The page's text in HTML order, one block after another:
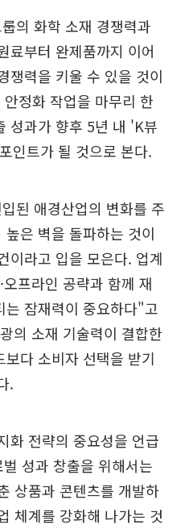
의 화학 소재 경쟁력과
료부터 완제품까지 이어
쟁력을 키울 수 있을 것이
정화 작업을 마무리 한
성과가 향후 5년 내 'K뷰
인트가 될 것으로 본다.
된 애경산업의 변화를 주
은 벽을 돌파하는 것이
이라고 입을 모은다. 업계
프라인 공략과 함께 재
는 잠재력이 중요하다"고
의 소재 기술력이 결합한
다 소비자 선택을 받기
.
화 전략의 중요성을 언급
성과 창출을 위해서는
상품과 콘텐츠를 개발하
체계를 강화해 나가는 것